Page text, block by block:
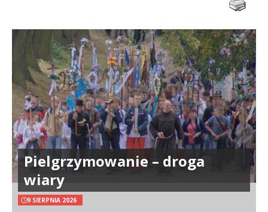
Pielgrzymowanie – droga
wiary
9 SIERPNIA 2026